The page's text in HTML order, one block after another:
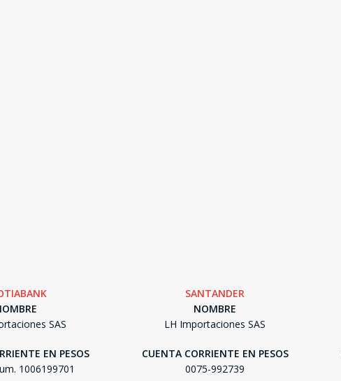
SAS
EN PESOS
1006199701
SANTANDER
NOMBRE
LH Importaciones SAS
CUENTA CORRIENTE EN PESOS
0075-992739
SEGUÍ COMPRANDO